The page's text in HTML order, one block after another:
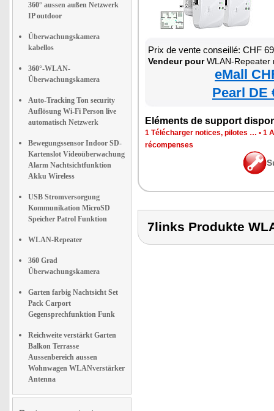
360° aussen außen Netzwerk
IP outdoor
Überwachungskamera
kabellos
360°-WLAN-
Überwachungskamera
Auto-Tracking Ton security
Auflösung Wi-Fi Person live
automatisch Netzwerk
Bewegungssensor Indoor SD-
Kartenslot Videoüberwachung
Alarm Nachtsichtfunktion
Akku Wireless
USB Stromversorgung
Kommunikation MicroSD
Speicher Patrol Funktion
WLAN-Repeater
360 Grad
Überwachungskamera
Garten farbig Nachtsicht Set
Pack Carport
Gegensprechfunktion Funk
Reichweite verstärkt Garten
Balkon Terrasse
Aussenbereich aussen
Wohnwagen WLANverstärker
Antenna
Prix de vente conseillé: CHF
Vendeur pourWLAN-Repeater mit
eMall
Pearl DE
Eléments de support
1 Télécharger notices, pilotes … • 1
récompenses
7links Produkte